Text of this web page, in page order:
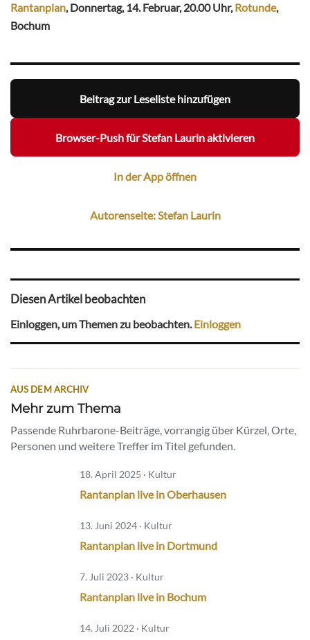
Rantanplan, Donnertag, 14. Februar, 20.00 Uhr,Rotunde,
Bochum
Beitrag zur Leseliste hinzufügen
Browser-Push für Stefan Laurin aktivieren
In der App öffnen
Autorenseite: Stefan Laurin
Diesen Artikel beobachten
Einloggen, um Themen zu beobachten. Einloggen
AUS DEM ARCHIV
Mehr zum Thema
Passende Ruhrbarone-Beiträge, vorrangig über Kürzel, Orte,
Personen und weitere Treffer im Titel gefunden.
18. April 2025 · Kultur
Rantanplan live in Oberhausen
13. Juni 2024 · Kultur
Rantanplan live in Dortmund
7. Juli 2023 · Kultur
Rantanplan live in Bochum
14. Juli 2022 · Kultur